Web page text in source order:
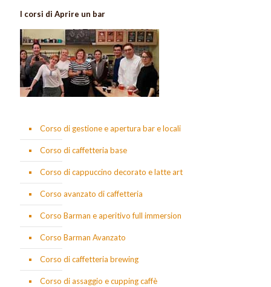
I corsi di Aprire un bar
Corso di gestione e apertura bar e locali
Corso di caffetteria base
Corso di cappuccino decorato e latte art
Corso avanzato di caffetteria
Corso Barman e aperitivo full immersion
Corso Barman Avanzato
Corso di caffetteria brewing
Corso di assaggio e cupping caffè